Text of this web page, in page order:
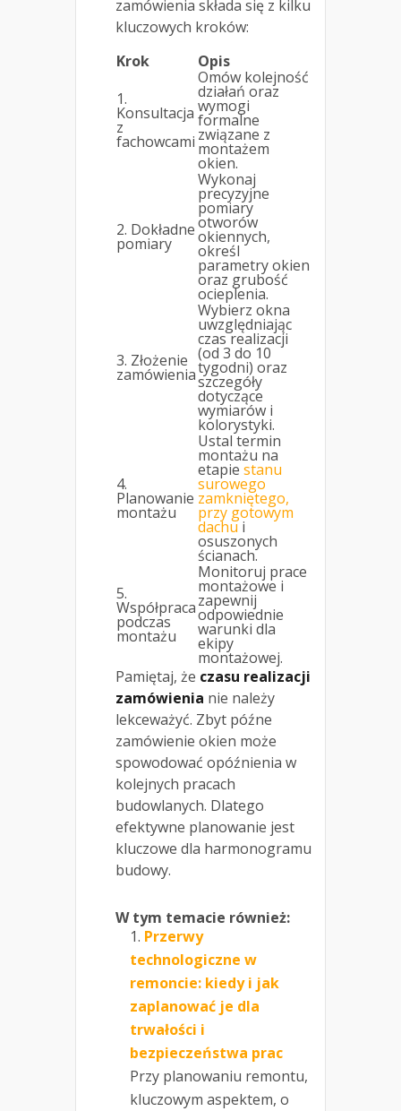
zamówienia składa się z kilku
kluczowych kroków:
Krok
Opis
1.
Konsultacja
z
fachowcami
Omów kolejność
działań oraz
wymogi
formalne
związane z
montażem
okien.
2. Dokładne
pomiary
Wykonaj
precyzyjne
pomiary
otworów
okiennych,
określ
parametry okien
oraz grubość
ocieplenia.
3. Złożenie
zamówienia
Wybierz okna
uwzględniając
czas realizacji
(od 3 do 10
tygodni) oraz
szczegóły
dotyczące
wymiarów i
kolorystyki.
4.
Planowanie
montażu
Ustal termin
montażu na
etapie stanu
surowego
zamkniętego,
przy gotowym
dachui
osuszonych
ścianach.
5.
Współpraca
podczas
montażu
Monitoruj prace
montażowe i
zapewnij
odpowiednie
warunki dla
ekipy
montażowej.
Pamiętaj, że czasu realizacji
zamówienia nie należy
lekceważyć. Zbyt późne
zamówienie okien może
spowodować opóźnienia w
kolejnych pracach
budowlanych. Dlatego
efektywne planowanie jest
kluczowe dla harmonogramu
budowy.
W tym temacie również:
Przerwy
technologiczne w
remoncie: kiedy i jak
zaplanować je dla
trwałości i
bezpieczeństwa prac
Przy planowaniu remontu,
kluczowym aspektem, o